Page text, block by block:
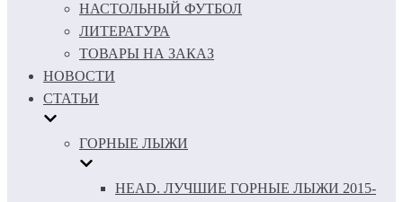
НАСТОЛЬНЫЙ ФУТБОЛ
ЛИТЕРАТУРА
ТОВАРЫ НА ЗАКАЗ
НОВОСТИ
СТАТЬИ
ГОРНЫЕ ЛЫЖИ
HEAD. ЛУЧШИЕ ГОРНЫЕ ЛЫЖИ 2015-